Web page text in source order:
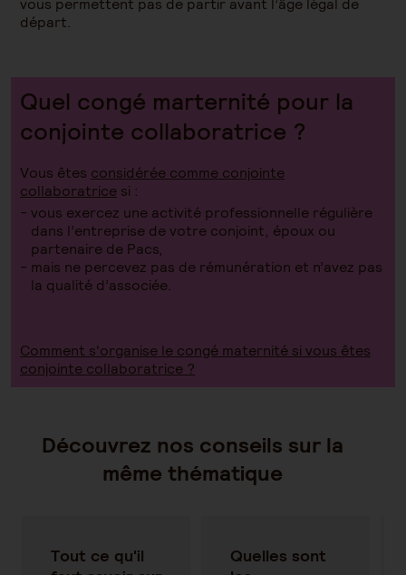
vous permettent pas de partir avant l’âge légal de
départ.
Quel congé marternité pour la
conjointe collaboratrice ?
Vous êtes considérée comme conjointe
collaboratrice si :
vous exercez une activité professionnelle régulière
dans l’entreprise de votre conjoint, époux ou
partenaire de Pacs,
mais ne percevez pas de rémunération et n’avez pas
la qualité d’associée.
Comment s'organise le congé maternité si vous êtes
conjointe collaboratrice ?
Découvrez nos conseils sur la
même thématique
Tout ce qu'il
Quelles sont